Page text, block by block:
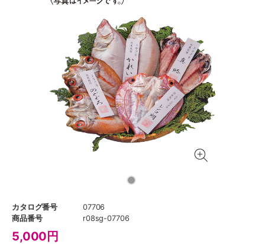
カタログ番号
07706
商品番号
r08sg-07706
5,000 円